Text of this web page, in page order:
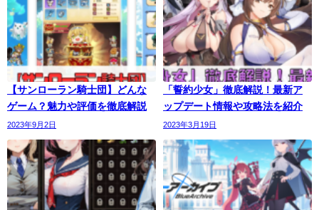
【サンローラン騎士団】どんな
ゲーム？魅力や評価を徹底解説
2023年9月2日
「誓約少女」徹底解説！最新ア
ップデート情報や攻略法を紹介
2023年3月19日